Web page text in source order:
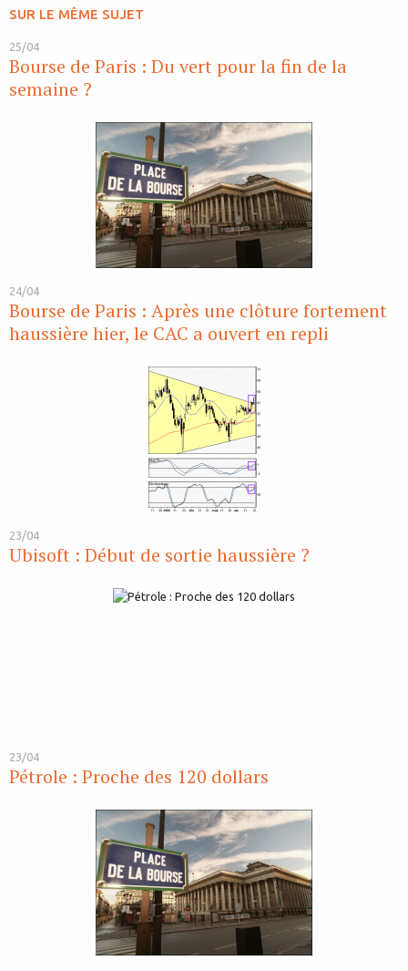
SUR LE MÊME SUJET
25/04
Bourse de Paris : Du vert pour la fin de la
semaine ?
24/04
Bourse de Paris : Après une clôture fortement
haussière hier, le CAC a ouvert en repli
23/04
Ubisoft : Début de sortie haussière ?
23/04
Pétrole : Proche des 120 dollars